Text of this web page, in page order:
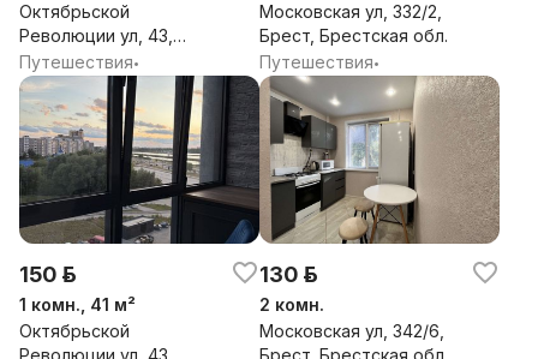
Октябрьской
Революции ул, 43,
Брест, Брестская обл.
Путешествия•
Московская ул, 332/2,
Брест, Брестская обл.
Путешествия•
150 р.
1 комн., 41 м²
Октябрьской
Революции ул, 43,
130 р.
2 комн.
Московская ул, 342/6,
Брест, Брестская обл.